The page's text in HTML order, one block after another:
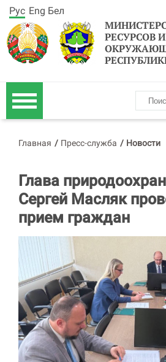
РЕСУРСОВ
Рус Eng Бел
Главная / Пресс-служба / Новости
Глава
Сергей Масляк
прием граждан